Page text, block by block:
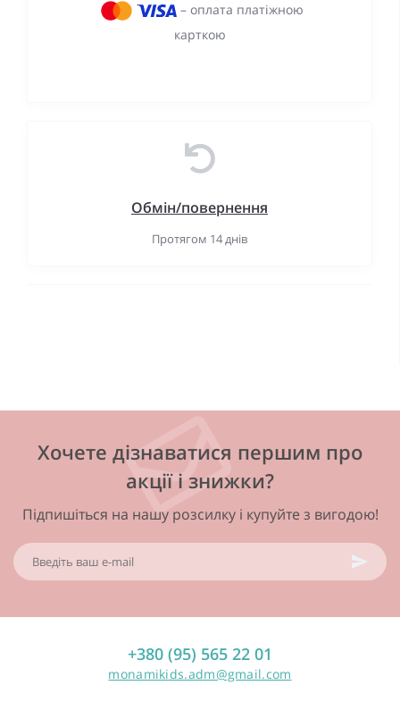
– оплата платіжною
карткою
Обмін/повернення
Протягом 14 днів
Хочете дізнаватися першим про
акції і знижки?
Підпишіться на нашу розсилку і купуйте з вигодою!
+380 (95) 565 22 01
monamikids.adm@gmail.com